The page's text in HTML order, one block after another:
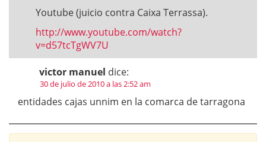
Youtube (juicio contra Caixa Terrassa).
http://www.youtube.com/watch?
v=d57tcTgWV7U
victor manuel dice:
30 de julio de 2010 a las 2:52 am
entidades cajas unnim en la comarca de tarragona